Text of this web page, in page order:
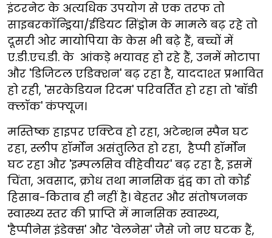
इंटरनेट के अत्यधिक उपयोग से एक तरफ तो
साइबरकॉन्ड्रिया/ईडियट सिंड्रोम के मामले बढ़ रहे तो
दूसरी ओर मायोपिया के केस भी बढ़े हैं, बच्चों में
ए.डी.एच.डी. के आंकड़े भयावह हो रहे हैं, उनमें मोटापा
और 'डिजिटल एडिक्शन' बढ़ रहा है, याददाश्त प्रभावित
हो रही, 'सरकेडियन रिदम' परिवर्तित हो रहा तो 'बॉडी
क्लॉक' कंफ्यूज।
मस्तिष्क हाइपर एक्टिव हो रहा, अटेन्शन स्पैन घट
रहा, स्लीप हॉर्मोन असंतुलित हो रहा, हैप्पी हॉर्मोन
घट रहा और 'इम्पलसिव वीहेवीयर' बढ़ रहा है, इसमें
चिंता, अवसाद, क्रोध तथा मानसिक द्वंद्व का तो कोई
हिसाब-किताब ही नहीं है। बेहतर और संतोषजनक
स्वास्थ्य स्तर की प्राप्ति में मानसिक स्वास्थ्य,
'हैप्पीनेस इंडेक्स' और 'वेलनेस' जैसे जो नए घटक हैं,